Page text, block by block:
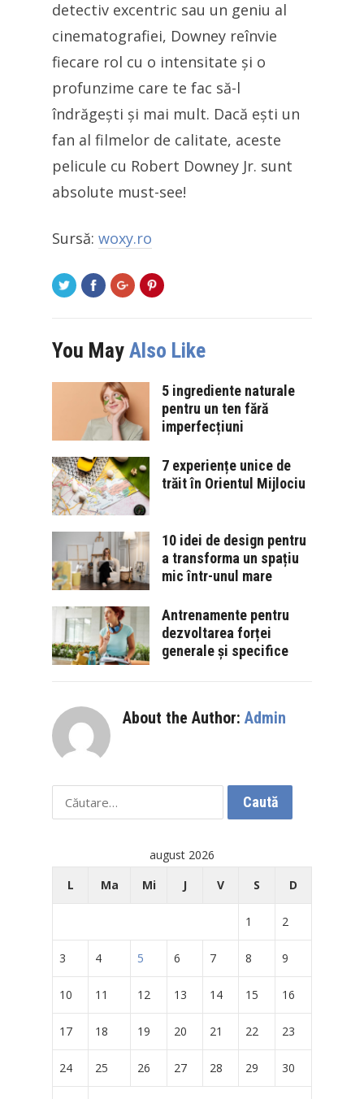
detectiv excentric sau un geniu al
cinematografiei, Downey reînvie
fiecare rol cu o intensitate și o
profunzime care te fac să-l
îndrăgești și mai mult. Dacă ești un
fan al filmelor de calitate, aceste
pelicule cu Robert Downey Jr. sunt
absolute must-see!
Sursă: woxy.ro
You May Also Like
5 ingrediente naturale
pentru un ten fără
imperfecțiuni
7 experiențe unice de
trăit în Orientul Mijlociu
10 idei de design pentru
a transforma un spațiu
mic într-unul mare
Antrenamente pentru
dezvoltarea forței
generale și specifice
About the Author: Admin
Caută
după:
august 2026
L
Ma Mi J V S D
1 2
3 4 5 6 7 8 9
10 11 12 13 14 15 16
17 18 19 20 21 22 23
24 25 26 27 28 29 30